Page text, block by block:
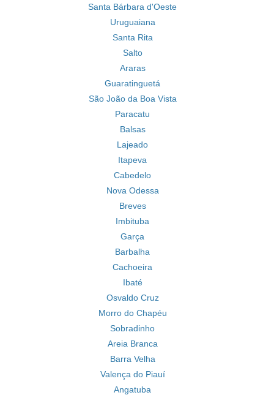
Santa Bárbara d'Oeste
Uruguaiana
Santa Rita
Salto
Araras
Guaratinguetá
São João da Boa Vista
Paracatu
Balsas
Lajeado
Itapeva
Cabedelo
Nova Odessa
Breves
Imbituba
Garça
Barbalha
Cachoeira
Ibaté
Osvaldo Cruz
Morro do Chapéu
Sobradinho
Areia Branca
Barra Velha
Valença do Piauí
Angatuba